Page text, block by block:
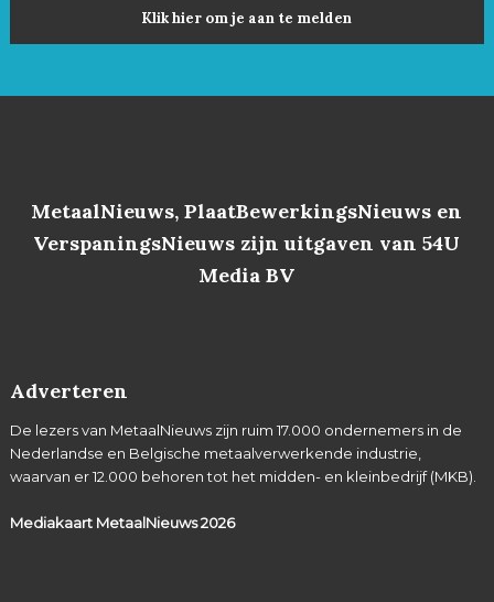
Klik hier om je aan te melden
MetaalNieuws, PlaatBewerkingsNieuws en
VerspaningsNieuws zijn uitgaven van 54U
Media BV
Adverteren
De lezers van MetaalNieuws zijn ruim 17.000 ondernemers in de
Nederlandse en Belgische metaalverwerkende industrie,
waarvan er 12.000 behoren tot het midden- en kleinbedrijf (MKB).
Mediakaart MetaalNieuws2026